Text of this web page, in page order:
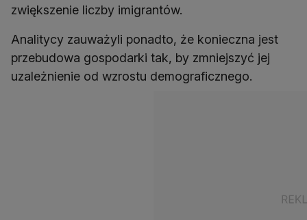
Analitycy zauważyli ponadto, że konieczna jest
przebudowa gospodarki tak, by zmniejszyć jej